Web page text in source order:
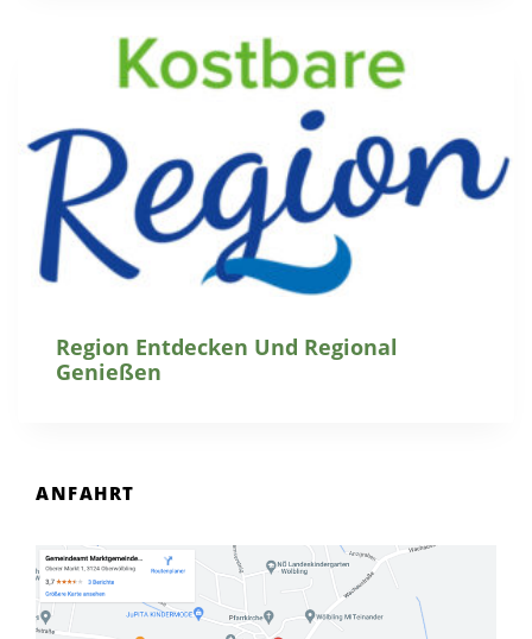
Region Entdecken Und Regional
Genießen
ANFAHRT